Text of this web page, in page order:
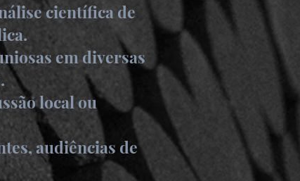
científica de
em diversas
local ou
audiências de